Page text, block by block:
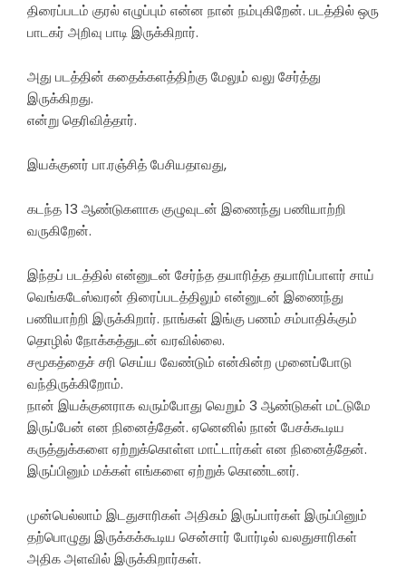
திரைப்படம் குரல் எழுப்பும் என்ன நான் நம்புகிறேன். படத்தில் ஒரு
பாடகர் அறிவு பாடி இருக்கிறார்.
அது படத்தின் கதைக்களத்திற்கு மேலும் வலு சேர்த்து
இருக்கிறது.
என்று தெரிவித்தார்.
இயக்குனர் பா.ரஞ்சித் பேசியதாவது,
கடந்த 13 ஆண்டுகளாக குழுவுடன் இணைந்து பணியாற்றி
வருகிறேன்.
இந்தப் படத்தில் என்னுடன் சேர்ந்த தயாரித்த தயாரிப்பாளர் சாய்
வெங்கடேஸ்வரன் திரைப்படத்திலும் என்னுடன் இணைந்து
பணியாற்றி இருக்கிறார். நாங்கள் இங்கு பணம் சம்பாதிக்கும்
தொழில் நோக்கத்துடன் வரவில்லை.
சமூகத்தைச் சரி செய்ய வேண்டும் என்கின்ற முனைப்போடு
வந்திருக்கிறோம்.
நான் இயக்குனராக வரும்போது வெறும் 3 ஆண்டுகள் மட்டுமே
இருப்பேன் என நினைத்தேன். ஏனெனில் நான் பேசக்கூடிய
கருத்துக்களை ஏற்றுக்கொள்ள மாட்டார்கள் என நினைத்தேன்.
இருப்பினும் மக்கள் எங்களை ஏற்றுக் கொண்டனர்.
முன்பெல்லாம் இடதுசாரிகள் அதிகம் இருப்பார்கள் இருப்பினும்
தற்பொழுது இருக்கக்கூடிய சென்சார் போர்டில் வலதுசாரிகள்
அதிக அளவில் இருக்கிறார்கள்.